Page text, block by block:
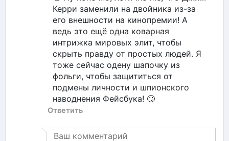
Керри заменили на двойника из-за
его внешности на кинопремии! А
ведь это ещё одна коварная
интрижка мировых элит, чтобы
скрыть правду от простых людей. Я
тоже сейчас одену шапочку из
фольги, чтобы защититься от
подмены личности и шпионского
наводнения Фейсбука! 🙄
Ответить